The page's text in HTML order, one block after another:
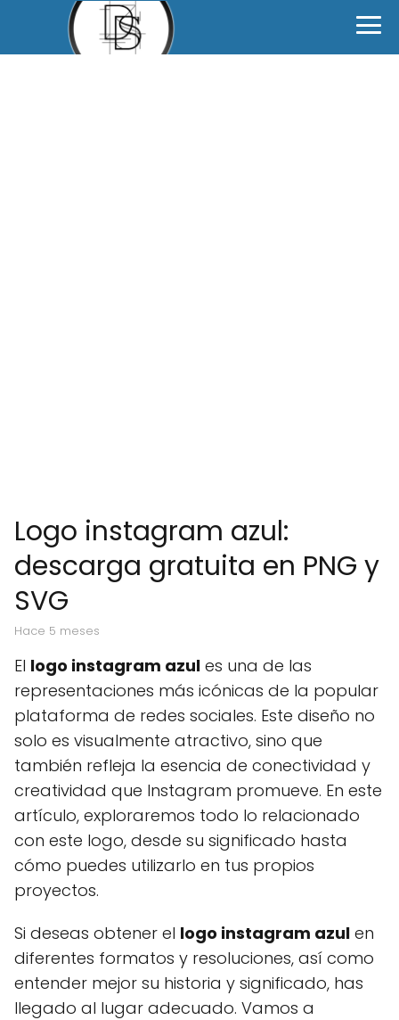
Logo instagram azul:
descarga gratuita en PNG y
SVG
hace 5 meses
El logo instagram azul es una de las
representaciones más icónicas de la popular
plataforma de redes sociales. Este diseño no
solo es visualmente atractivo, sino que
también refleja la esencia de conectividad y
creatividad que Instagram promueve. En este
artículo, exploraremos todo lo relacionado
con este logo, desde su significado hasta
cómo puedes utilizarlo en tus propios
proyectos.
Si deseas obtener el logo instagram azul en
diferentes formatos y resoluciones, así como
entender mejor su historia y significado, has
llegado al lugar adecuado. Vamos a